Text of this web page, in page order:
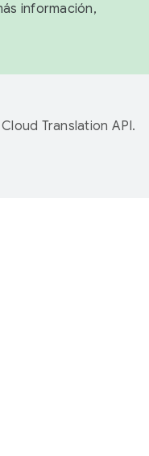
información,
Cloud Translation API.